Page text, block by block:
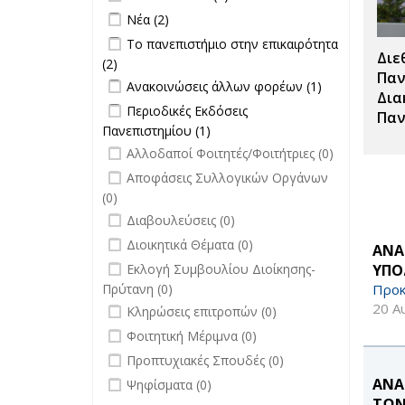
20
Apply Νέα filter
Νέα (2)
Apply Το πανεπιστήμιο στην
επικαιρότητα filter
Το πανεπιστήμιο στην επικαιρότητα
(2)
επικαιρότητα filter
Apply Ανακοινώσεις άλλων φορέων
filter
Ανακοινώσεις άλλων φορέων (1)
Ανακοινώσεις
Apply Περιοδικές Εκδόσεις
Πανεπιστημίου filter
Περιοδικές Εκδόσεις
Πανεπιστημίου (1)
Εκδόσεις
Πανεπιστημίου filter
undefined
Αλλοδαποί Φοιτητές/Φοιτήτριες (0)
undefined
Αποφάσεις Συλλογικών Οργάνων
(0)
undefined
Διαβουλεύσεις (0)
undefined
Διοικητικά Θέματα (0)
undefined
Εκλογή Συμβουλίου Διοίκησης-
Πρύτανη (0)
undefined
Κληρώσεις επιτροπών (0)
undefined
Φοιτητική Μέριμνα (0)
undefined
Προπτυχιακές Σπουδές (0)
undefined
Ψηφίσματα (0)